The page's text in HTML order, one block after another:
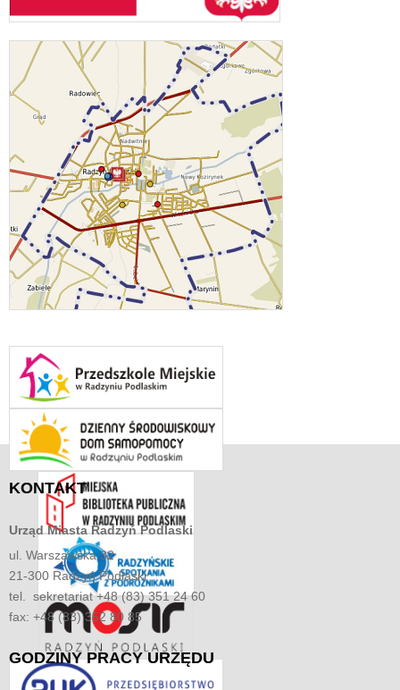
KONTAKT
Urząd MiastaRadzyń Podlaski
ul. Warszawska 32
21-300 Radzyń Podlaski
tel. sekretariat +48 (83) 351 24 60
fax: +48 (83) 352 80 85
GODZINYPRACY URZĘDU